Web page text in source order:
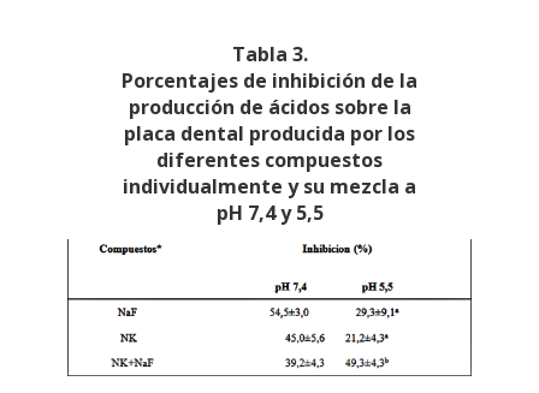
Tabla 3.
Porcentajes de inhibición de la
producción de ácidos sobre la
placa dental producida por los
diferentes compuestos
individualmente y su mezcla a
pH 7,4 y 5,5